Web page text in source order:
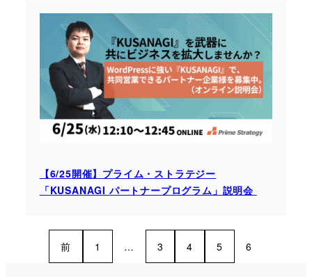
【6/25開催】プライム・ストラテジー
「KUSANAGI パートナープログラム」説明会
前 1 … 3 4 5 6